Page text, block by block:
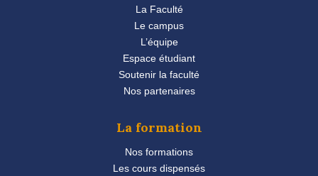
La Faculté
Le campus
L’équipe
Espace étudiant
Soutenir la faculté
Nos partenaires
La formation
Nos formations
Les cours dispensés